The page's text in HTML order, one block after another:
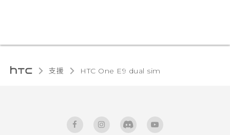
支援 HTC One E9 dual sim‎